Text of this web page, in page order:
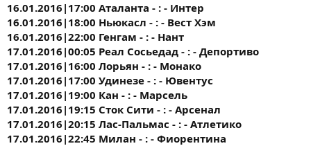
16.01.2016|17:00 Аталанта - : - Интер
16.01.2016|18:00 Ньюкасл - : - Вест Хэм
16.01.2016|22:00 Генгам - : - Нант
17.01.2016|00:05 Реал Сосьедад - : - Депортиво
17.01.2016|16:00 Лорьян - : - Монако
17.01.2016|17:00 Удинезе - : - Ювентус
17.01.2016|19:00 Кан - : - Марсель
17.01.2016|19:15 Сток Сити - : - Арсенал
17.01.2016|20:15 Лас-Пальмас - : - Атлетико
17.01.2016|22:45 Милан - : - Фиорентина